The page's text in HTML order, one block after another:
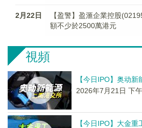
2月22日
【盈警】盈滙企業控股
額不少於2500萬港元
視頻
【今日IPO】奥动
2026年7月21日 下
【今日IPO】大金